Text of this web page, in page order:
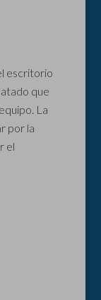
escritorio
que
La
por la
el